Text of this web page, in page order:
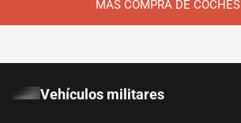
MÁS COMPRA DE COCHES
Vehículos militares